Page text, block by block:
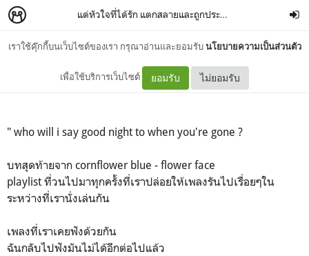
เราใช้คุ๊กกี้บนเว็บไซต์ของเรา กรุณาอ่านและยอมรับนโยบายความเป็นส่วนตัว
เพื่อใช้บริการเว็บไซต์ ยอมรับ ไม่ยอมรับ
แด่หัวใจที่ได้รัก แตกสลายและถูกประกอบขึ้นใหม่ครั้งแล้วครั้งเล่า
cornflower blue
" who will i say good night to when you're gone ?
บทสุดท้ายจาก cornflower blue - flower face
playlist ที่วนไปมาทุกครั้งที่เราปล่อยให้เพลงรันไปเรื่อยๆใน
ระหว่างที่เรานั่งเล่นกัน
เพลงที่เราเคยฟังด้วยกัน
ฉันกลับไปฟังมันไม่ได้อีกต่อไปแล้ว